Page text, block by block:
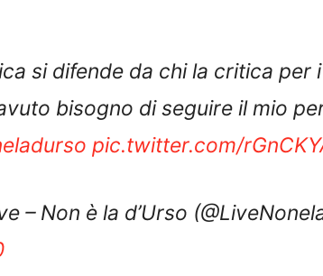
si difende da chi la critica
bisogno di seguire il mio
pic.twitter.com/
– Non è la d’Urso